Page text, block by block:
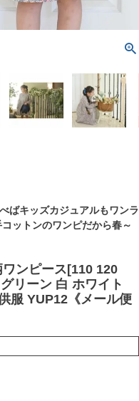
ばキッズカジュアルもワンラ
ットンのワンピだから春～
ワンピース[110 120
リーン 白 ホワイト
服 YUP12《メール便